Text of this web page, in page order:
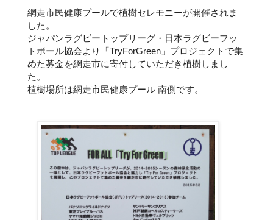
網走市民健康プールで植樹セレモニーが開催されま
した。
ジャパンラグビートップリーグ・日本ラグビーフッ
トボール協会より「TryForGreen」プロジェクトで集
めた募金を網走市に寄付していただき植樹しまし
た。
植樹場所は網走市民健康プール 南側です。